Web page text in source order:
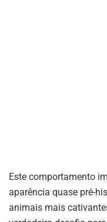
Este comportamento
aparência quase pré-
animais mais